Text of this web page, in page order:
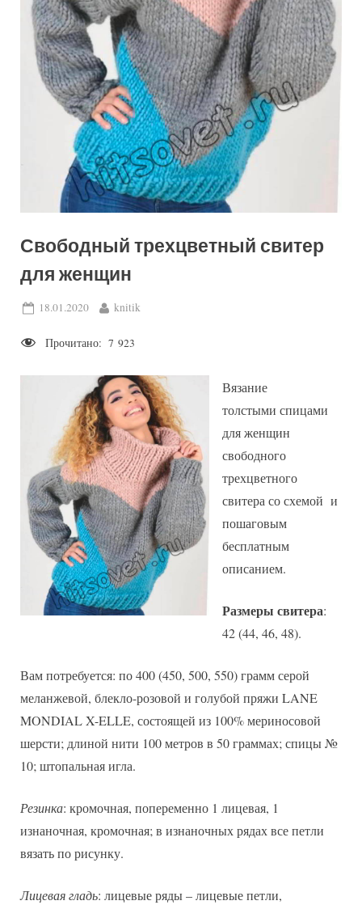
Свободный трехцветный свитер
для женщин
Posted
18.01.2020 By
knitik
Прочитано: 7 923
Вязание
толстыми спицами
для женщин
свободного
трехцветного
свитера со схемой и
пошаговым
бесплатным
описанием.
Размеры свитера:
42 (44, 46, 48).
Вам потребуется: по 400 (450, 500, 550) грамм серой
меланжевой, блекло-розовой и голубой пряжи LANE
MONDIAL X-ELLE, состоящей из 100% мериносовой
шерсти; длиной нити 100 метров в 50 граммах; спицы №
10; штопальная игла.
Резинка: кромочная, попеременно 1 лицевая, 1
изнаночная, кромочная; в изнаночных рядах все петли
вязать по рисунку.
Лицевая гладь: лицевые ряды – лицевые петли,